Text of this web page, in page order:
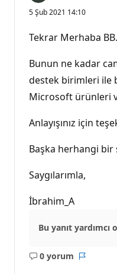
5 Şub 2021 14:10
Tekrar Merhaba
Bunun ne kadar
destek birimleri ile
Microsoft ürünleri
Anlayışınız için
Başka herhangi
Saygılarımla,
İbrahim_A
Bu yanıt yardımcı
0 yorum
Açıklama